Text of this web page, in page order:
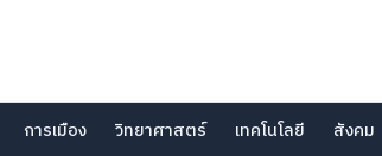
การเมือง วิทยาศาสตร์ เทคโนโลยี สังคม